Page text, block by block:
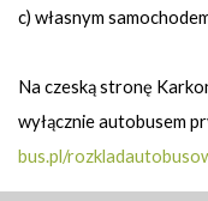
c) własnym
Na czeską stronę
wyłącznie autobusem
bus.pl/